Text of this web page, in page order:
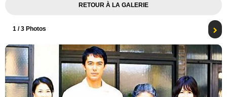
RETOUR À LA GALERIE
1 / 3 Photos